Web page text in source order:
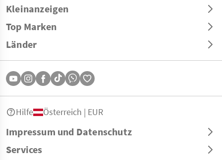
Kleinanzeigen
Top Marken
Länder
Impressum und Datenschutz
Services
Hilfe Österreich | EUR